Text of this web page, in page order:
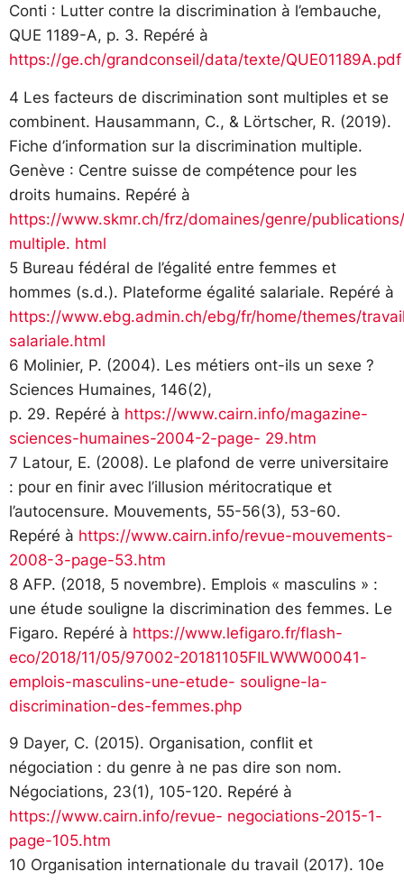
Conti : Lutter contre la discrimination à l’embauche,
QUE 1189-A, p. 3. Repéré à
https://ge.ch/grandconseil/data/texte/QUE01189A.pdf
4 Les facteurs de discrimination sont multiples et se
combinent. Hausammann, C., & Lörtscher, R. (2019).
Fiche d’information sur la discrimination multiple.
Genève : Centre suisse de compétence pour les
droits humains. Repéré à
https://www.skmr.ch/frz/domaines/genre/
multiple. html
5 Bureau fédéral de l’égalité entre femmes et
hommes (s.d.). Plateforme égalité salariale. Repéré à
https://www.ebg.admin.ch/ebg/fr/home/themes/
salariale.html
6 Molinier, P. (2004). Les métiers ont-ils un sexe ?
Sciences Humaines, 146(2),
p. 29. Repéré à https://www.cairn.info/magazine-
sciences-humaines-2004-2-page- 29.htm
7 Latour, E. (2008). Le plafond de verre universitaire
: pour en finir avec l’illusion méritocratique et
l’autocensure. Mouvements, 55-56(3), 53-60.
Repéré à https://www.cairn.info/revue-mouvements-
2008-3-page-53.htm
8 AFP. (2018, 5 novembre). Emplois « masculins » :
une étude souligne la discrimination des femmes. Le
Figaro. Repéré à https://www.lefigaro.fr/flash-
eco/2018/11/05/97002-20181105FILWWW00041-
emplois-masculins-une-etude- souligne-la-
discrimination-des-femmes.php
9 Dayer, C. (2015). Organisation, conflit et
négociation : du genre à ne pas dire son nom.
Négociations, 23(1), 105-120. Repéré à
https://www.cairn.info/revue- negociations-2015-1-
page-105.htm
10 Organisation internationale du travail (2017). 10e